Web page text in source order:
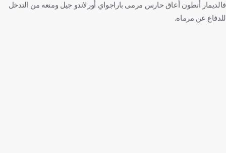
فالديمار أنطون أعاق حارس مرمى باراجواي أورلاندو جيل ومنعه من التدخل
للدفاع عن مرماه.